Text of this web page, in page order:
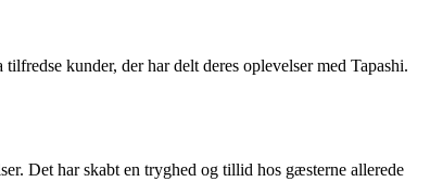
kunder, der har delt deres oplevelser med Tapashi.
Det har skabt en tryghed og tillid hos gæsterne allerede